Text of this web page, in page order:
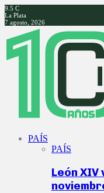
9.5 C
La Plata
7 agosto, 2026
Facebook
Twitter
Instagram
Youtube
PAÍS
PAÍS
León